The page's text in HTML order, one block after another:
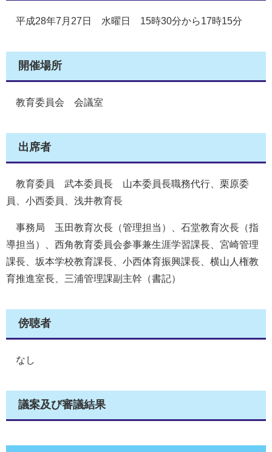
平成28年7月27日 水曜日 15時30分から17時15分
開催場所
教育委員会 会議室
出席者
教育委員 武本委員長 山本委員長職務代行、栗原委
員、小西委員、浅井教育長
事務局 玉田教育次長（管理担当）、石堂教育次長（指
導担当）、西角教育委員会参事兼生涯学習課長、宮崎管理
課長、坂本学校教育課長、小西体育振興課長、横山人権教
育推進室長、三浦管理課副主幹（書記）
傍聴者
なし
議案及び審議結果